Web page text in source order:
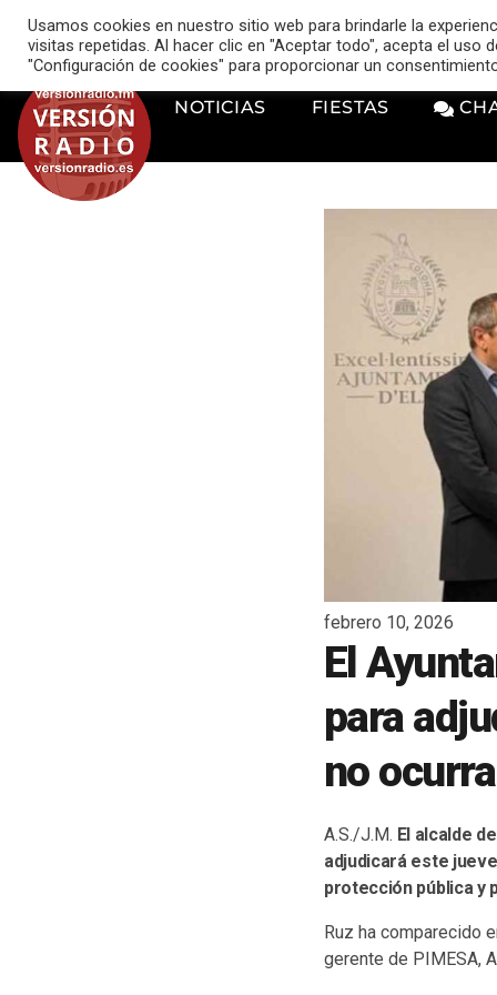
music_note VERSIÓN RADIO
NOTICIAS FIESTAS
febrero 10, 2026
El
para
no
A.S./J.M. El alcalde
adjudicará este
protección pública y
Ruz ha comparecido
gerente de PIMESA,
Usamos cookies en nuestro sitio web para brindarle la
visitas repetidas. Al hacer clic en "Aceptar todo", acepta el uso
"Configuración de cookies" para proporcionar un